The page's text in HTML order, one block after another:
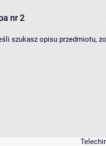
nr 2
szukasz opisu przedmiotu,